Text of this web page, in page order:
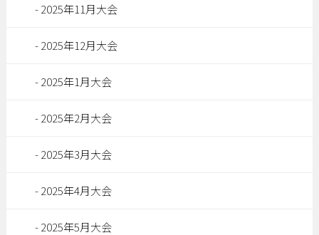
2025年11月大会
2025年12月大会
2025年1月大会
2025年2月大会
2025年3月大会
2025年4月大会
2025年5月大会